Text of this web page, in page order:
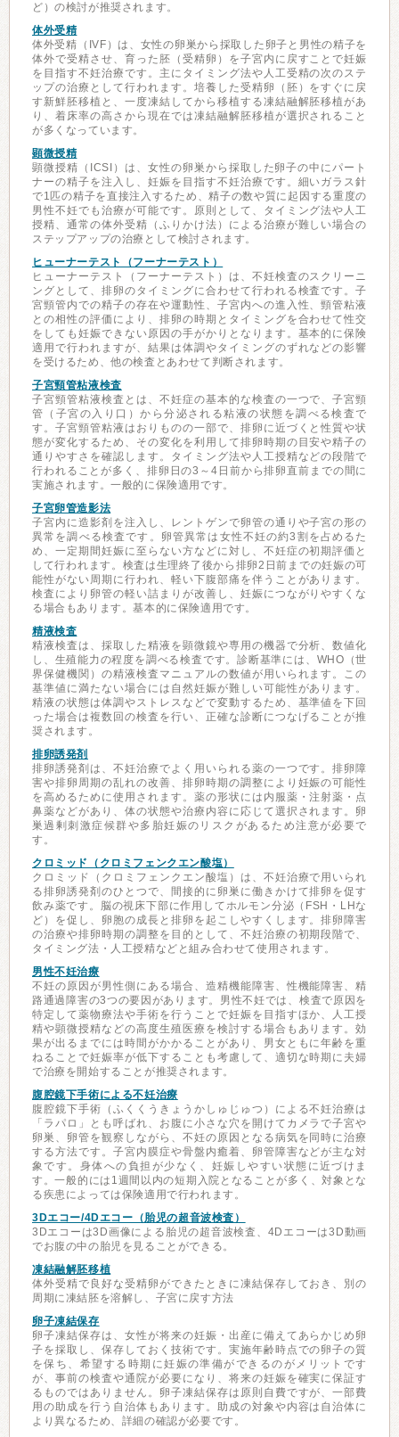
ど）の検討が推奨されます。
体外受精
体外受精（IVF）は、女性の卵巣から採取した卵子と男性の精子を
体外で受精させ、育った胚（受精卵）を子宮内に戻すことで妊娠
を目指す不妊治療です。主にタイミング法や人工受精の次のステ
ップの治療として行われます。培養した受精卵（胚）をすぐに戻
す新鮮胚移植と、一度凍結してから移植する凍結融解胚移植があ
り、着床率の高さから現在では凍結融解胚移植が選択されること
が多くなっています。
顕微授精
顕微授精（ICSI）は、女性の卵巣から採取した卵子の中にパート
ナーの精子を注入し、妊娠を目指す不妊治療です。細いガラス針
で1匹の精子を直接注入するため、精子の数や質に起因する重度の
男性不妊でも治療が可能です。原則として、タイミング法や人工
授精、通常の体外受精（ふりかけ法）による治療が難しい場合の
ステップアップの治療として検討されます。
ヒューナーテスト（フーナーテスト）
ヒューナーテスト（フーナーテスト）は、不妊検査のスクリーニ
ングとして、排卵のタイミングに合わせて行われる検査です。子
宮頸管内での精子の存在や運動性、子宮内への進入性、頸管粘液
との相性の評価により、排卵の時期とタイミングを合わせて性交
をしても妊娠できない原因の手がかりとなります。基本的に保険
適用で行われますが、結果は体調やタイミングのずれなどの影響
を受けるため、他の検査とあわせて判断されます。
子宮頸管粘液検査
子宮頸管粘液検査とは、不妊症の基本的な検査の一つで、子宮頸
管（子宮の入り口）から分泌される粘液の状態を調べる検査で
す。子宮頸管粘液はおりものの一部で、排卵に近づくと性質や状
態が変化するため、その変化を利用して排卵時期の目安や精子の
通りやすさを確認します。タイミング法や人工授精などの段階で
行われることが多く、排卵日の3～4日前から排卵直前までの間に
実施されます。一般的に保険適用です。
子宮卵管造影法
子宮内に造影剤を注入し、レントゲンで卵管の通りや子宮の形の
異常を調べる検査です。卵管異常は女性不妊の約3割を占めるた
め、一定期間妊娠に至らない方などに対し、不妊症の初期評価と
して行われます。検査は生理終了後から排卵2日前までの妊娠の可
能性がない周期に行われ、軽い下腹部痛を伴うことがあります。
検査により卵管の軽い詰まりが改善し、妊娠につながりやすくな
る場合もあります。基本的に保険適用です。
精液検査
精液検査は、採取した精液を顕微鏡や専用の機器で分析、数値化
し、生殖能力の程度を調べる検査です。診断基準には、WHO（世
界保健機関）の精液検査マニュアルの数値が用いられます。この
基準値に満たない場合には自然妊娠が難しい可能性があります。
精液の状態は体調やストレスなどで変動するため、基準値を下回
った場合は複数回の検査を行い、正確な診断につなげることが推
奨されます。
排卵誘発剤
排卵誘発剤は、不妊治療でよく用いられる薬の一つです。排卵障
害や排卵周期の乱れの改善、排卵時期の調整により妊娠の可能性
を高めるために使用されます。薬の形状には内服薬・注射薬・点
鼻薬などがあり、体の状態や治療内容に応じて選択されます。卵
巣過剰刺激症候群や多胎妊娠のリスクがあるため注意が必要で
す。
クロミッド（クロミフェンクエン酸塩）
クロミッド（クロミフェンクエン酸塩）は、不妊治療で用いられ
る排卵誘発剤のひとつで、間接的に卵巣に働きかけて排卵を促す
飲み薬です。脳の視床下部に作用してホルモン分泌（FSH・LHな
ど）を促し、卵胞の成長と排卵を起こしやすくします。排卵障害
の治療や排卵時期の調整を目的として、不妊治療の初期段階で、
タイミング法・人工授精などと組み合わせて使用されます。
男性不妊治療
不妊の原因が男性側にある場合、造精機能障害、性機能障害、精
路通過障害の3つの要因があります。男性不妊では、検査で原因を
特定して薬物療法や手術を行うことで妊娠を目指すほか、人工授
精や顕微授精などの高度生殖医療を検討する場合もあります。効
果が出るまでには時間がかかることがあり、男女ともに年齢を重
ねることで妊娠率が低下することも考慮して、適切な時期に夫婦
で治療を開始することが推奨されます。
腹腔鏡下手術による不妊治療
腹腔鏡下手術（ふくくうきょうかしゅじゅつ）による不妊治療は
「ラパロ」とも呼ばれ、お腹に小さな穴を開けてカメラで子宮や
卵巣、卵管を観察しながら、不妊の原因となる病気を同時に治療
する方法です。子宮内膜症や骨盤内癒着、卵管障害などが主な対
象です。身体への負担が少なく、妊娠しやすい状態に近づけま
す。一般的には1週間以内の短期入院となることが多く、対象とな
る疾患によっては保険適用で行われます。
3Dエコー/4Dエコー（胎児の超音波検査）
3Dエコーは3D画像による胎児の超音波検査、4Dエコーは3D動画
でお腹の中の胎児を見ることができる。
凍結融解胚移植
体外受精で良好な受精卵ができたときに凍結保存しておき、別の
周期に凍結胚を溶解し、子宮に戻す方法
卵子凍結保存
卵子凍結保存は、女性が将来の妊娠・出産に備えてあらかじめ卵
子を採取し、保存しておく技術です。実施年齢時点での卵子の質
を保ち、希望する時期に妊娠の準備ができるのがメリットです
が、事前の検査や通院が必要になり、将来の妊娠を確実に保証す
るものではありません。卵子凍結保存は原則自費ですが、一部費
用の助成を行う自治体もあります。助成の対象や内容は自治体に
より異なるため、詳細の確認が必要です。